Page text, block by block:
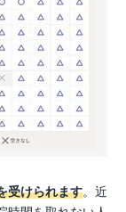
受けられます。近